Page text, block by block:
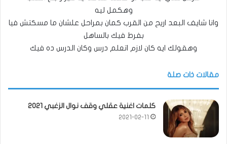
وهكمل ليه
وانا شايف البعد اريح من القرب كمان بمراحل علشان ما مسكتش فيا
بفرط فيك بالساهل
وهقولك ايه كان لازم اتعلم درس وكان الدرس ده فيك
مقالات ذات صلة
كلمات اغنية عقلي وقف نوال الزغبي 2021
2021-02-11